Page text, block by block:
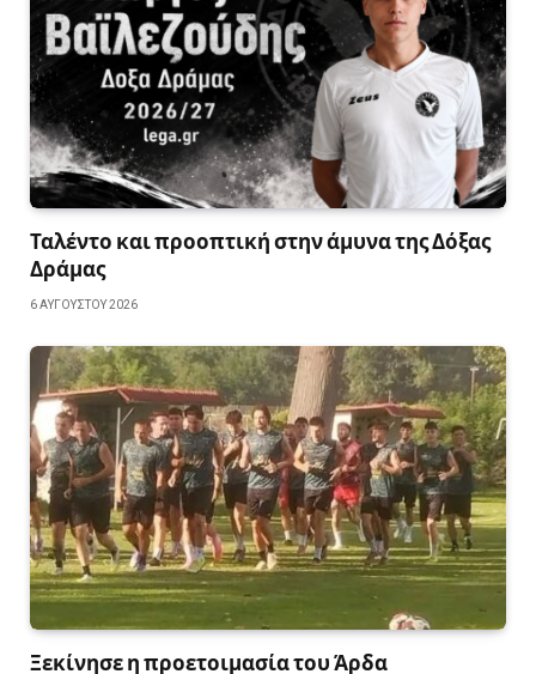
Ταλέντο και προοπτική στην άμυνα της Δόξας
Δράμας
6 ΑΥΓΟΎΣΤΟΥ 2026
Ξεκίνησε η προετοιμασία του Άρδα